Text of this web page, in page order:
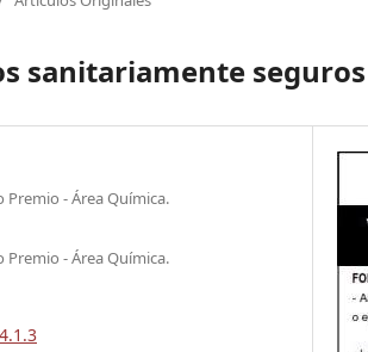
sanitariamente seguros
Premio - Área Química.
Premio - Área Química.